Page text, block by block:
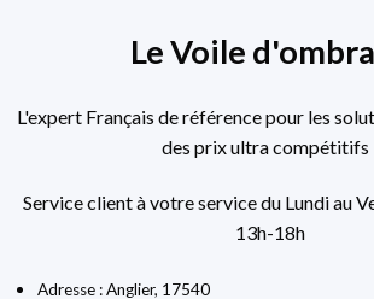
Le Voile
L'expert Français de référence pour les
des prix ultra compétitifs
Service client à votre service du Lundi au
13h-18h
Adresse : Anglier, 17540